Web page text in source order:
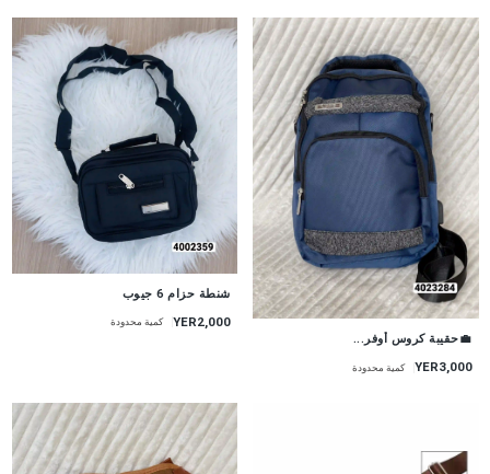
💼حقيبة كروس أوفر...
YER3,000 كمية محدودة
شنطة حزام 6 جيوب
YER2,000 كمية محدودة